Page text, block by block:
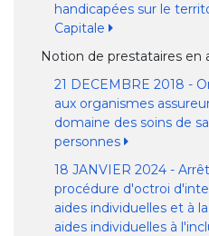
handicapées sur le
Capitale
Notion de prestataires en
21 DECEMBRE 2018 -
aux organismes
domaine des soins de
personnes
18 JANVIER 2024 -
procédure d'octroi
aides individuelles et à
aides individuelles à